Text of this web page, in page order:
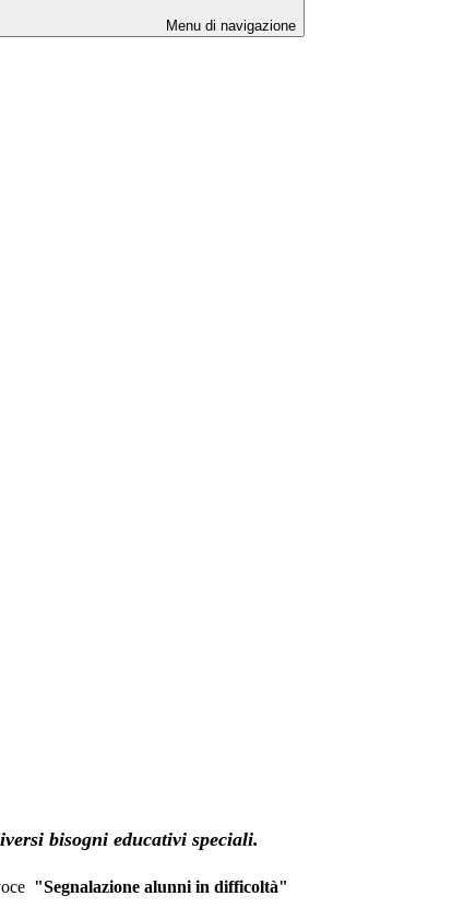
Menu di navigazione
bisogni educativi speciali.
"Segnalazione alunni in difficoltà"